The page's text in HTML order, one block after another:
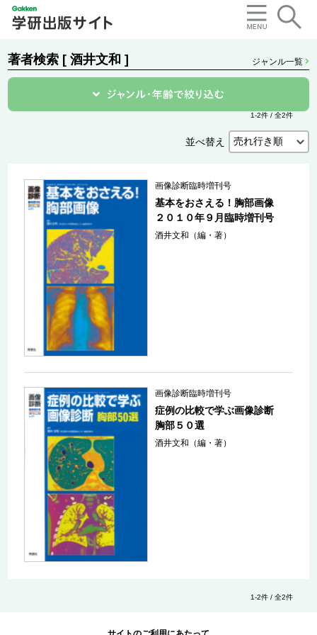
著者検索 [ 酒井文和 ] ジャンル一覧
1-2件 / 全2件
並べ替え
画像診断臨時増刊号
基本をおさえる！胸部画像
２０１０年９月臨時増刊号
酒井文和（編・著）
画像診断臨時増刊号
症例の比較で学ぶ画像診断
胸部５０選
酒井文和（編・著）
1-2件 / 全2件